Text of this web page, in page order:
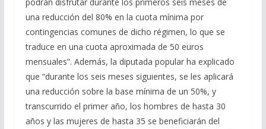
una reducción del 80% en la cuota mínima por
contingencias comunes de dicho régimen, lo que se
traduce en una cuota aproximada de 50 euros
mensuales”. Además, la diputada popular ha explicado
que “durante los seis meses siguientes, se les aplicará
una reducción sobre la base mínima de un 50%, y
transcurrido el primer año, los hombres de hasta 30
años y las mujeres de hasta 35 se beneficiarán del